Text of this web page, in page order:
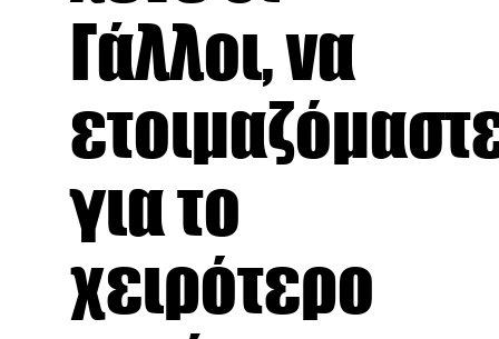
Γάλλοι, να
για το
χειρότερο